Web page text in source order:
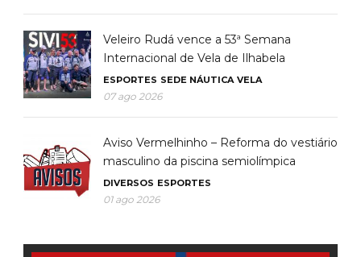
Veleiro Rudá vence a 53ª Semana
Internacional de Vela de Ilhabela
ESPORTES SEDE NÁUTICA VELA
07 ago 2026
Aviso Vermelhinho – Reforma do vestiário
masculino da piscina semiolímpica
DIVERSOS ESPORTES
01 ago 2026